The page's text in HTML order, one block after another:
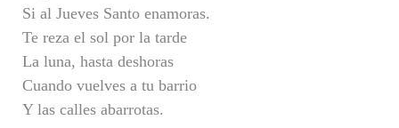
Si al Jueves Santo enamoras.
Te reza el sol por la tarde
La luna, hasta deshoras
Cuando vuelves a tu barrio
Y las calles abarrotas.